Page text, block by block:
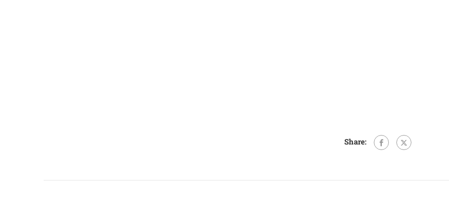
Share: